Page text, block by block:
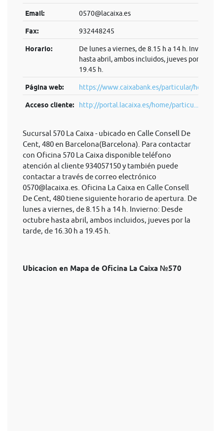
Email: 0570@lacaixa.es
Fax: 932448245
Horario:
De lunes a viernes, de 8.15 h a 14 h. Invierno:
hasta abril, ambos incluidos, jueves por la
19.45 h.
Página web: https://www.caixabank.es/particular/home/
Acceso cliente: http://portal.lacaixa.es/home/particu...
Sucursal 570 La Caixa - ubicado en Calle Consell De
Cent, 480 en Barcelona(Barcelona). Para contactar
con Oficina 570 La Caixa disponible teléfono
atención al cliente 934057150 y también puede
contactar a través de correo electrónico
0570@lacaixa.es . Oficina La Caixa en Calle Consell
De Cent, 480 tiene siguiente horario de apertura. De
lunes a viernes, de 8.15 h a 14 h. Invierno: Desde
octubre hasta abril, ambos incluidos, jueves por la
tarde, de 16.30 h a 19.45 h.
Ubicacion en Mapa de Oficina La Caixa №570